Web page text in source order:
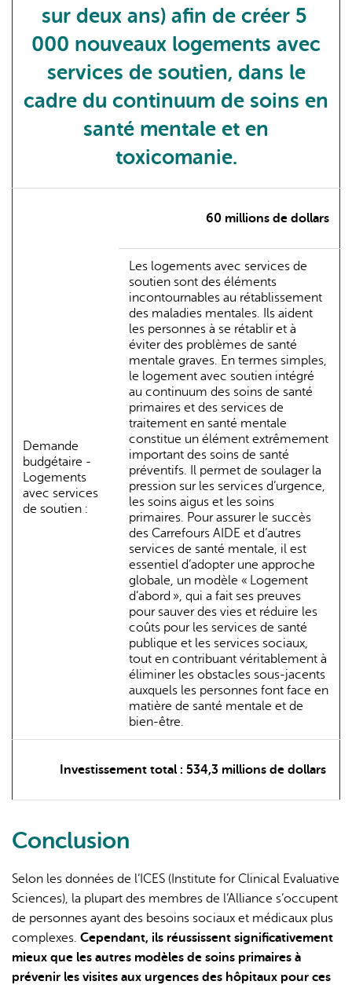
sur deux ans) afin de créer 5
000 nouveaux logements avec
services de soutien, dans le
cadre du continuum de soins en
santé mentale et en
toxicomanie.
Demande
budgétaire -
Logements
avec services
de soutien :
60 millions de dollars
Les logements avec services de
soutien sont des éléments
incontournables au rétablissement
des maladies mentales. Ils aident
les personnes à se rétablir et à
éviter des problèmes de santé
mentale graves. En termes simples,
le logement avec soutien intégré
au continuum des soins de santé
primaires et des services de
traitement en santé mentale
constitue un élément extrêmement
important des soins de santé
préventifs. Il permet de soulager la
pression sur les services d’urgence,
les soins aigus et les soins
primaires. Pour assurer le succès
des Carrefours AIDE et d’autres
services de santé mentale, il est
essentiel d’adopter une approche
globale, un modèle « Logement
d’abord », qui a fait ses preuves
pour sauver des vies et réduire les
coûts pour les services de santé
publique et les services sociaux,
tout en contribuant véritablement à
éliminer les obstacles sous-jacents
auxquels les personnes font face en
matière de santé mentale et de
bien-être.
Investissement total : 534,3 millions de dollars
Conclusion
Selon les données de l’ICES (Institute for Clinical Evaluative
Sciences), la plupart des membres de l’Alliance s’occupent
de personnes ayant des besoins sociaux et médicaux plus
complexes. Cependant, ils réussissent significativement
mieux que les autres modèles de soins primaires à
prévenir les visites aux urgences des hôpitaux pour ces